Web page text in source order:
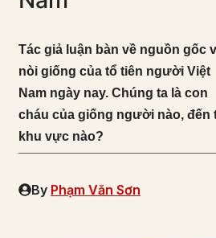
Tác giả luận bàn về nguồn gốc
nòi giống của tổ tiên người Việt
Nam ngày nay. Chúng ta là con
cháu của giống người nào, đến
khu vực nào?
By Phạm Văn Sơn